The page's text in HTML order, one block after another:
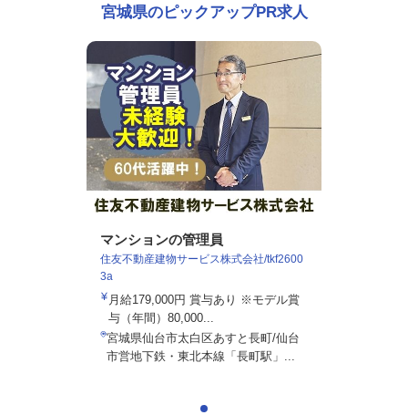
宮城県のピックアップPR求人
マンションの管理員
住友不動産建物サービス株式会社/tkf2600
3a
月給179,000円 賞与あり ※モデル賞
与（年間）80,000...
宮城県仙台市太白区あすと長町/仙台
市営地下鉄・東北本線「長町駅」...